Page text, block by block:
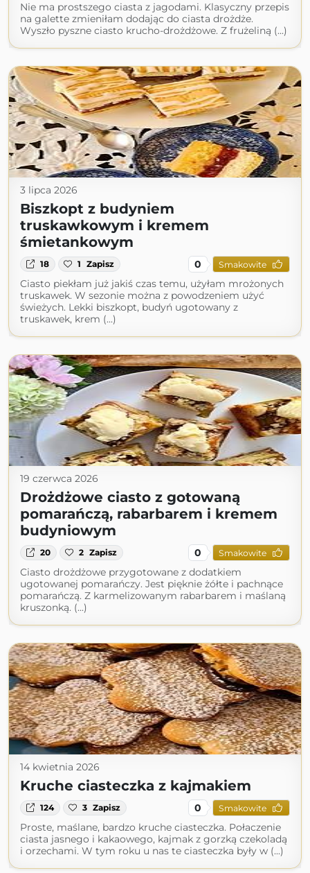
Nie ma prostszego ciasta z jagodami. Klasyczny przepis
na galette zmieniłam dodając do ciasta drożdże.
Wyszło pyszne ciasto krucho-drożdżowe. Z frużeliną (...)
3 lipca 2026
Biszkopt z budyniem
truskawkowym i kremem
śmietankowym
18 1 Zapisz 0 Smakowite
Ciasto piekłam już jakiś czas temu, użyłam mrożonych
truskawek. W sezonie można z powodzeniem użyć
świeżych. Lekki biszkopt, budyń ugotowany z
truskawek, krem (...)
19 czerwca 2026
Drożdżowe ciasto z gotowaną
pomarańczą, rabarbarem i kremem
budyniowym
20 2 Zapisz 0 Smakowite
Ciasto drożdżowe przygotowane z dodatkiem
ugotowanej pomarańczy. Jest pięknie żółte i pachnące
pomarańczą. Z karmelizowanym rabarbarem i maślaną
kruszonką. (...)
14 kwietnia 2026
Kruche ciasteczka z kajmakiem
124 3 Zapisz 0 Smakowite
Proste, maślane, bardzo kruche ciasteczka. Połaczenie
ciasta jasnego i kakaowego, kajmak z gorzką czekoladą
i orzechami. W tym roku u nas te ciasteczka były w (...)